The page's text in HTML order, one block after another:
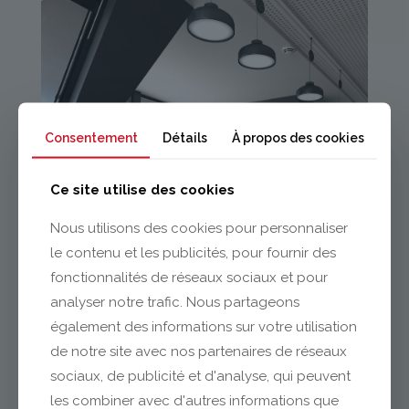
Consentement Détails À propos des cookies
Ce site utilise des cookies
Nous utilisons des cookies pour personnaliser
le contenu et les publicités, pour fournir des
fonctionnalités de réseaux sociaux et pour
analyser notre trafic. Nous partageons
également des informations sur votre utilisation
de notre site avec nos partenaires de réseaux
sociaux, de publicité et d'analyse, qui peuvent
les combiner avec d'autres informations que